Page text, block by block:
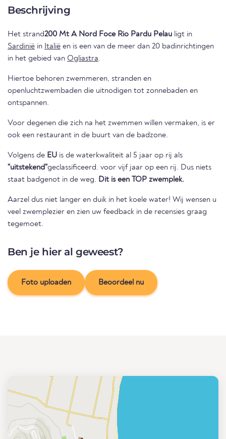
Beschrijving
Het strand200 Mt A Nord Foce Rio Pardu Pelau ligt in
Sardinië in Italië en is een van de meer dan 20 badinrichtingen
in het gebied van Ogliastra.
Hiertoe behoren zwemmeren, stranden en
openluchtzwembaden die uitnodigen tot zonnebaden en
ontspannen.
Voor degenen die zich na het zwemmen willen vermaken, is er
ook een restaurant in de buurt van de badzone.
Volgens de EU is de waterkwaliteit al 5 jaar op rij als
"uitstekend"geclassificeerd. voor vijf jaar op een rij. Dus niets
staat badgenot in de weg. Dit is een TOP zwemplek.
Aarzel dus niet langer en duik in het koele water! Wij wensen u
veel zwemplezier en zien uw feedback in de recensies graag
tegemoet.
Ben je hier al geweest?
Foto uploaden Beoordeel nu